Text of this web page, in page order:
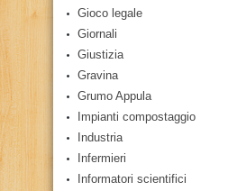
Gioco legale
Giornali
Giustizia
Gravina
Grumo Appula
Impianti compostaggio
Industria
Infermieri
Informatori scientifici